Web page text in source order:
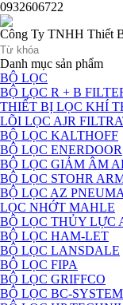
0932606722
Công Ty TNHH Thiết
Danh mục sản phẩm
BỘ LỌC
BỘ LỌC R + B
THIẾT BỊ LỌC KHÍ
LÕI LỌC AJR
BỘ LỌC KALTHOFF
BỘ LỌC ENERDOOR
BỘ LỌC GIẢM ÂM
BỘ LỌC STOHR
BỘ LỌC AZ
LỌC NHỚT MAHLE
BỘ LỌC THỦY LỰC
BỘ LỌC HAM-LET
BỘ LỌC LANSDALE
BỘ LỌC FIPA
BỘ LỌC GRIFFCO
BỘ LỌC BC-